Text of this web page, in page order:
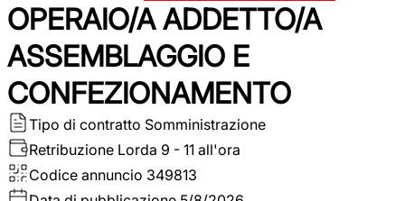
OPERAIO/A ADDETTO/A
ASSEMBLAGGIO E
CONFEZIONAMENTO
Tipo di contratto Somministrazione
Retribuzione Lorda 9 - 11 all'ora
Codice annuncio 349813